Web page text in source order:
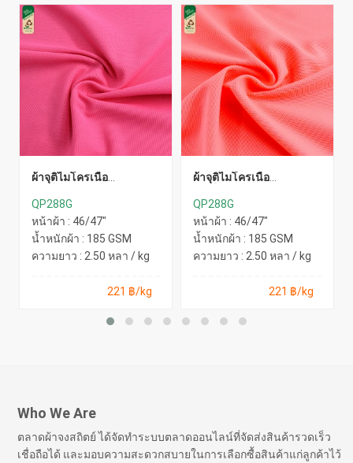
ผ้าจุติไมโครเนื้อ
QP288G
หน้าผ้า : 46/47"
น้ำหนักผ้า : 185 GSM
ความยาว : 2.50 หลา / kg
221 ฿/kg
ผ้าจุติไมโครเนื้อ
QP288G
หน้าผ้า : 46/47"
น้ำหนักผ้า : 185 GSM
ความยาว : 2.50 หลา / kg
221 ฿/kg
Who We Are
ตลาดผ้าจงสถิตย์ ได้จัดทำระบบตลาดออนไลน์ที่จัดส่งสินค้ารวดเร็ว
เชื่อถือได้ และมอบความสะดวกสบายในการเลือกซื้อสินค้าแก่ลูกค้าไว้